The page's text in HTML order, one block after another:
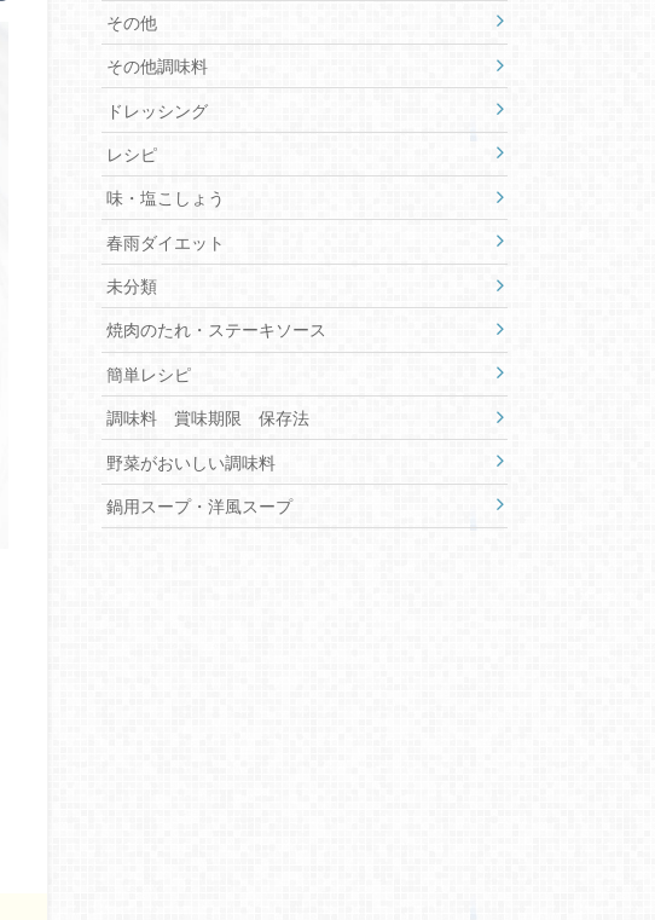
その他
その他調味料
ドレッシング
レシピ
味・塩こしょう
春雨ダイエット
未分類
焼肉のたれ・ステーキソース
簡単レシピ
調味料 賞味期限 保存法
野菜がおいしい調味料
鍋用スープ・洋風スープ